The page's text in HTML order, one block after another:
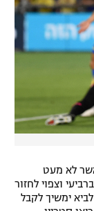
לא מעט
וצפוי לחזור
ימשיך לקבל